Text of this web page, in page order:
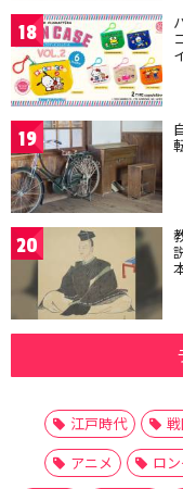
18
19
20
江戸時代
アニメ
ロ